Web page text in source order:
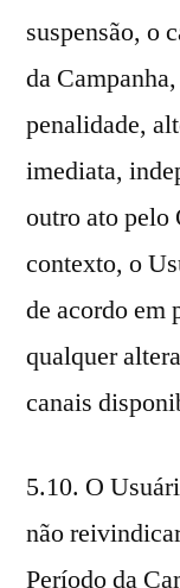
suspensão, o
da
penalidade,
imediata,
outro ato pelo
contexto, o
de acordo em
qualquer
canais
5.10. O
não
Período da